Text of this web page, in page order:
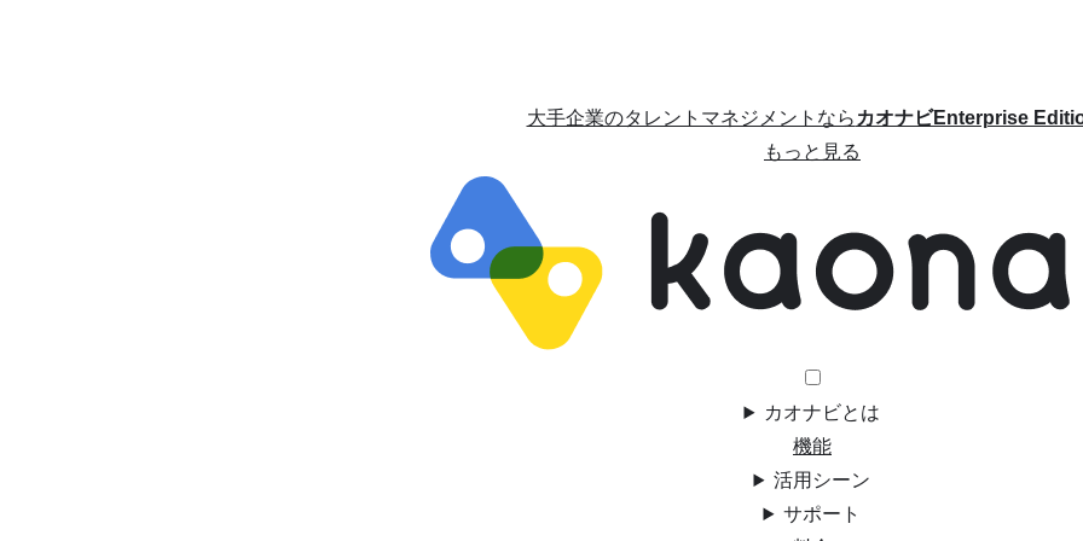
大手企業のタレントマネジメントならカオナビEnterprise
もっと見る
カオナビとは
機能
活用シーン
サポート